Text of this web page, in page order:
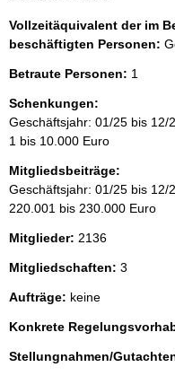
Vollzeitäquivalent der im
beschäftigten Personen:
Betraute Personen: 1
Schenkungen:
Geschäftsjahr: 01/25 bis 12/
1 bis 10.000 Euro
Mitgliedsbeiträge:
Geschäftsjahr: 01/25 bis 12/
220.001 bis 230.000 Euro
Mitglieder: 2136
Mitgliedschaften: 3
Aufträge: keine
Konkrete
Stellungnahmen/